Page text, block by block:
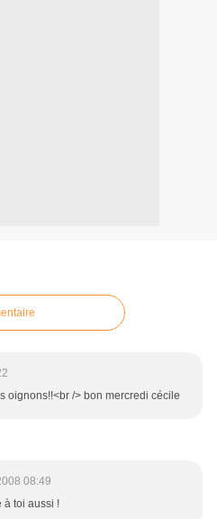
oignons!!<br /> bon mercredi cécile
08:49
à toi aussi !